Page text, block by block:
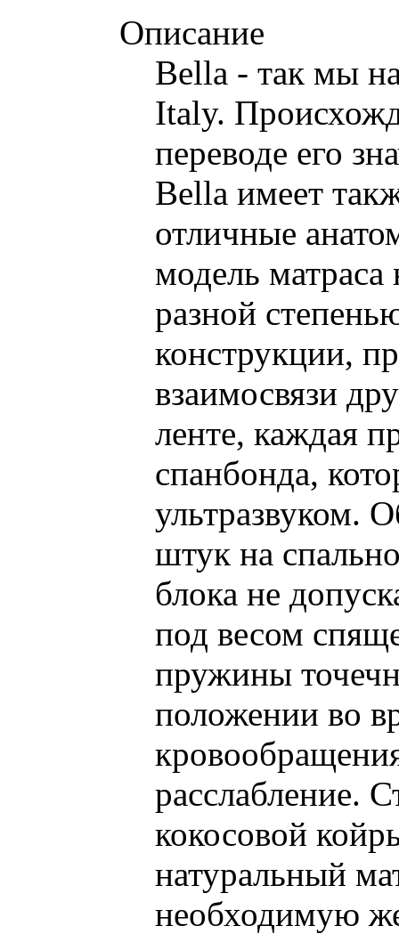
Описание
Bella - так мы
Italy.
переводе его
Bella имеет
отличные
модель
разной
конструкции,
взаимосвязи
ленте, каждая
спанбонда,
ультразвуком.
штук на
блока не
под весом
пружины
положении во
расслабление.
кокосовой
натуральный
необходимую